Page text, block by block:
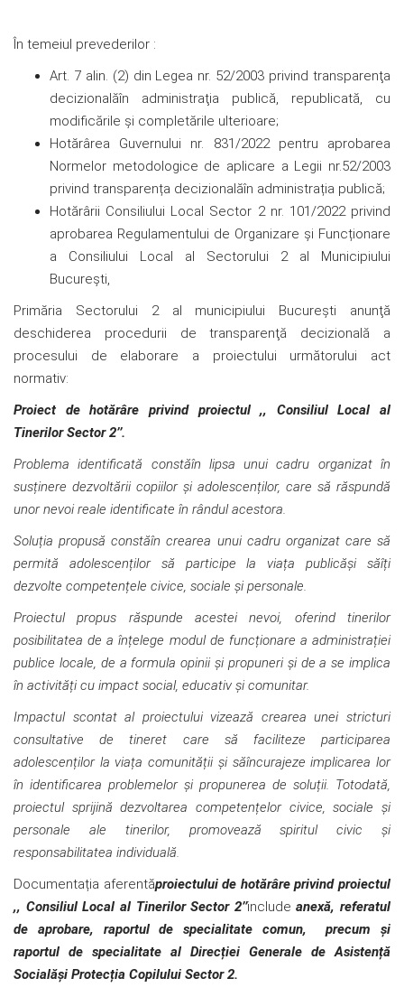
În temeiul prevederilor :
Art. 7 alin. (2) din Legea nr. 52/2003 privind transparenţa
decizionalăîn administraţia publică, republicată, cu
modificările și completările ulterioare;
Hotărârea Guvernului nr. 831/2022 pentru aprobarea
Normelor metodologice de aplicare a Legii nr.52/2003
privind transparența decizionalăîn administrația publică;
Hotărârii Consiliului Local Sector 2 nr. 101/2022 privind
aprobarea Regulamentului de Organizare și Funcționare
a Consiliului Local al Sectorului 2 al Municipiului
București,
Primăria Sectorului 2 al municipiului București anunţă
deschiderea procedurii de transparenţă decizională a
procesului de elaborare a proiectului următorului act
normativ:
Proiect de hotărâre privind proiectul ,, Consiliul Local al
Tinerilor Sector 2’’.
Problema identificată constăîn lipsa unui cadru organizat în
susținere dezvoltării copiilor și adolescenților, care să răspundă
unor nevoi reale identificate în rândul acestora.
Soluția propusă constăîn crearea unui cadru organizat care să
permită adolescenților să participe la viața publicăși săîți
dezvolte competențele civice, sociale și personale.
Proiectul propus răspunde acestei nevoi, oferind tinerilor
posibilitatea de a înțelege modul de funcționare a administrației
publice locale, de a formula opinii și propuneri și de a se implica
în activități cu impact social, educativ și comunitar.
Impactul scontat al proiectului vizează crearea unei stricturi
consultative de tineret care să faciliteze participarea
adolescenților la viața comunității și săîncurajeze implicarea lor
în identificarea problemelor și propunerea de soluții. Totodată,
proiectul sprijină dezvoltarea competențelor civice, sociale și
personale ale tinerilor, promovează spiritul civic și
responsabilitatea individuală.
Documentația aferentăproiectului de hotărâreprivind proiectul
,, Consiliul Local al Tinerilor Sector 2’’includeanexă, referatul
de aprobare, raportul de specialitate comun, precum și
raportul de specialitate al Direcției Generale de Asistență
Socialăși Protecția Copilului Sector 2.